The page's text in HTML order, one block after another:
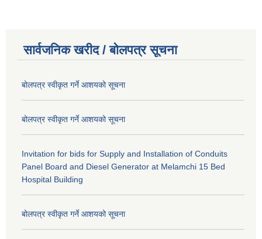
सार्वजनिक खरीद / बोलपत्र सूचना
बोलपत्र स्वीकृत गर्ने आशयको सूचना
बोलपत्र स्वीकृत गर्ने आशयको सूचना
Invitation for bids for Supply and Installation of Conduits
Panel Board and Diesel Generator at Melamchi 15 Bed
Hospital Building
बोलपत्र स्वीकृत गर्ने आशयको सूचना